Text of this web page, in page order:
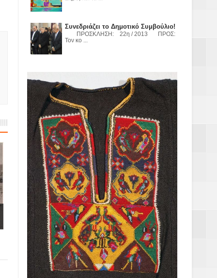
Συνεδριάζει το Δημοτικό Συμβούλιο!
ΠΡΟΣΚΛΗΣΗ: 22η / 2013 ΠΡΟΣ:
Τον κο ...